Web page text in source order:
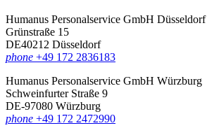
Humanus Personalservice GmbH Düsseldorf
Grünstraße 15
DE40212 Düsseldorf
phone +49 172 2836183‬
Humanus Personalservice GmbH Würzburg
Schweinfurter Straße 9
DE-97080 Würzburg
phone +49 172 2472990